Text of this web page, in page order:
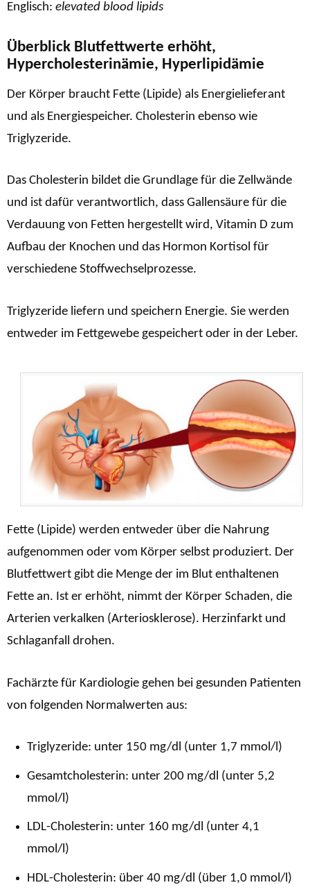
Englisch: elevated blood lipids
Überblick Blutfettwerte erhöht,
Hypercholesterinämie, Hyperlipidämie
Der Körper braucht Fette (Lipide) als Energielieferant
und als Energiespeicher. Cholesterin ebenso wie
Triglyzeride.
Das Cholesterin bildet die Grundlage für die Zellwände
und ist dafür verantwortlich, dass Gallensäure für die
Verdauung von Fetten hergestellt wird, Vitamin D zum
Aufbau der Knochen und das Hormon Kortisol für
verschiedene Stoffwechselprozesse.
Triglyzeride liefern und speichern Energie. Sie werden
entweder im Fettgewebe gespeichert oder in der Leber.
Fette (Lipide) werden entweder über die Nahrung
aufgenommen oder vom Körper selbst produziert. Der
Blutfettwert gibt die Menge der im Blut enthaltenen
Fette an. Ist er erhöht, nimmt der Körper Schaden, die
Arterien verkalken (Arteriosklerose). Herzinfarkt und
Schlaganfall drohen.
Fachärzte für Kardiologie gehen bei gesunden Patienten
von folgenden Normalwerten aus:
Triglyzeride: unter 150 mg/dl (unter 1,7 mmol/l)
Gesamtcholesterin: unter 200 mg/dl (unter 5,2
mmol/l)
LDL-Cholesterin: unter 160 mg/dl (unter 4,1
mmol/l)
HDL-Cholesterin: über 40 mg/dl (über 1,0 mmol/l)